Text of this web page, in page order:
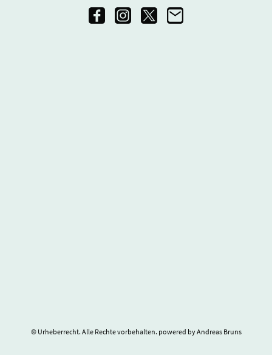
© Urheberrecht. Alle Rechte vorbehalten. powered by Andreas Bruns